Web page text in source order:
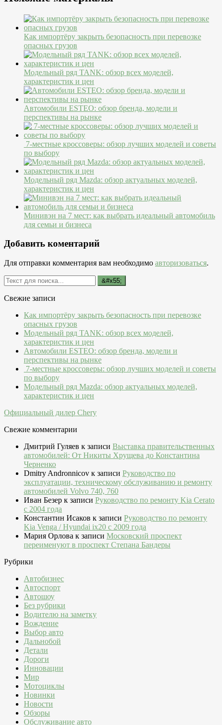
Как импортёру закрыть безопасность при перевозке
опасных грузов
Модельный ряд TANK: обзор всех моделей,
характеристик и цен
Автомобили ESTEO: обзор бренда, модели и
перспективы на рынке
7-местные кроссоверы: обзор лучших моделей и советы
по выбору
Модельный ряд Mazda: обзор актуальных моделей,
характеристик и цен
Минивэн на 7 мест: как выбрать идеальный автомобиль
для семьи и бизнеса
Добавить коментарий
Для отправки комментария вам необходимо авторизоваться.
Свежие записи
Как импортёру закрыть безопасность при перевозке
опасных грузов
Модельный ряд TANK: обзор всех моделей,
характеристик и цен
Автомобили ESTEO: обзор бренда, модели и
перспективы на рынке
7-местные кроссоверы: обзор лучших моделей и советы
по выбору
Модельный ряд Mazda: обзор актуальных моделей,
характеристик и цен
Официальный дилер Chery
Свежие комментарии
Дмитрий Гуляев к записи Выставка правительственных
автомобилей: От Никиты Хрущева до Константина
Черненко
Dmitry Andronnicov к записи Руководство по
эксплуатации, техническому обслуживанию и ремонту
автомобилей Volvo 740, 760
Иван Безер к записи Руководство по ремонту Kia Cerato
c 2004 года
Константин Исаков к записи Руководство по ремонту
Kia Venga / Hyundai ix20 c 2009 года
Мария Орлова к записи Московский проспект
переименуют в проспект Степана Бандеры
Рубрики
Автобизнес
Автоспорт
Автошоу
Без рубрики
Водителю на заметку
Вождение
Выбор авто
Дальнобой
Детали
Дороги
Инновации
Мир
Мотоциклы
Новинки
Новости
Обзоры
Обслуживание авто